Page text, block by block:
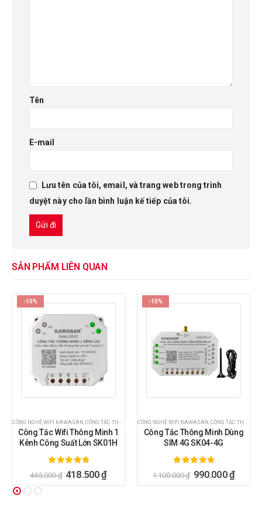
Tên
E-mail
Lưu tên của tôi, email, và trang web trong trình
duyệt này cho lần bình luận kế tiếp của tôi.
SẢN PHẨM LIÊN QUAN
, CÔNG TẮC THÔNG MINH,CÔNG TẮC WIFI TUYA-SMART LIFE,THIẾT BỊ NHÀ THÔNG
-10%
CÔNG NGHỆ WIFI KAWASAN CÔNG TẮC THÔNG MINH ,CÔNG TẮC WIFI,CÔNG TẮC WIFI LẮP TỦ,
Công Tắc Wifi Thông Minh 1
Kênh Công Suất Lớn SK01H
ngoài 5
465.000₫ 418.500₫
-10%
CÔNG NGHỆ WIFI KAWASAN CÔNG TẮC THÔNG MINH
Công Tắc Thông Minh Dùng
SIM 4G SK04-4G
ngoài 5
1.100.000₫ 990.000₫